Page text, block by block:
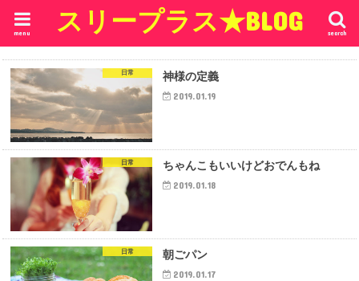
スリープラス★BLOG search
menu
日常 神様の定義
2019.01.19
日常 ちゃんこもいいけどおでんもね
2019.01.18
日常 朝ごパン
2019.01.17